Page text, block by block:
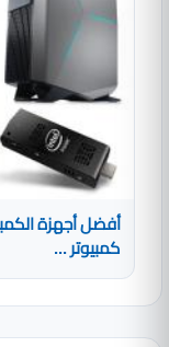
كمبيوتر ...